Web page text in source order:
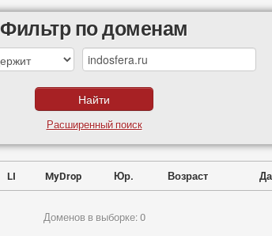
Фильтр по доменам
Расширенный поиск
LI MyDrop Юр. Возраст
Доменов в выборке: 0